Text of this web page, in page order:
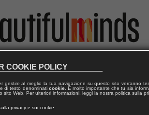
da riempire, ma un fuoco da accendere,
COOKIE POLICY
gestire al meglio la tua navigazione su questo sito verranno
di testo denominati cookie. È molto importante che tu sia
sito Web. Per ulteriori informazioni, leggi la nostra politica sulla
privacy e sui cookie